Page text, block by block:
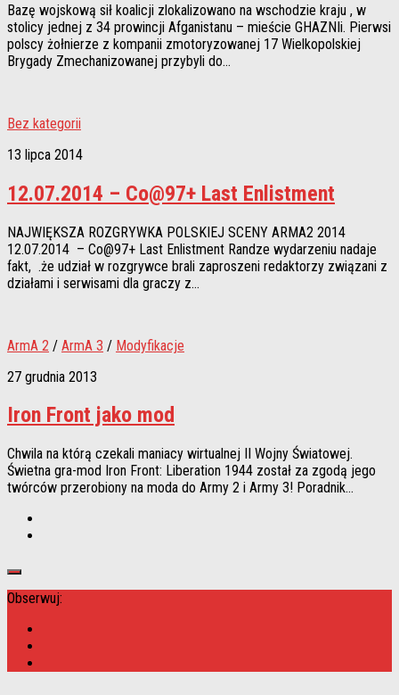
Bazę wojskową sił koalicji zlokalizowano na wschodzie kraju , w
stolicy jednej z 34 prowincji Afganistanu – mieście GHAZNIi. Pierwsi
polscy żołnierze z kompanii zmotoryzowanej 17 Wielkopolskiej
Brygady Zmechanizowanej przybyli do...
Bez kategorii
13 lipca 2014
12.07.2014 – Co@97+ Last Enlistment
NAJWIĘKSZA ROZGRYWKA POLSKIEJ SCENY ARMA2 2014
12.07.2014 – Co@97+ Last Enlistment Randze wydarzeniu nadaje
fakt, .że udział w rozgrywce brali zaproszeni redaktorzy związani z
działami i serwisami dla graczy z...
ArmA 2 / ArmA 3 / Modyfikacje
27 grudnia 2013
Iron Front jako mod
Chwila na którą czekali maniacy wirtualnej II Wojny Światowej.
Świetna gra-mod Iron Front: Liberation 1944 został za zgodą jego
twórców przerobiony na moda do Army 2 i Army 3! Poradnik...
Obserwuj: